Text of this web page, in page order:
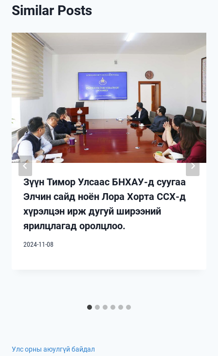
Similar Posts
Зүүн Тимор Улсаас БНХАУ-д суугаа
Элчин сайд ноён Лора Хорта ССХ-д
хүрэлцэн ирж дугуй ширээний
ярилцлагад оролцлоо.
2024-11-08
Улс орны аюулгүй байдал